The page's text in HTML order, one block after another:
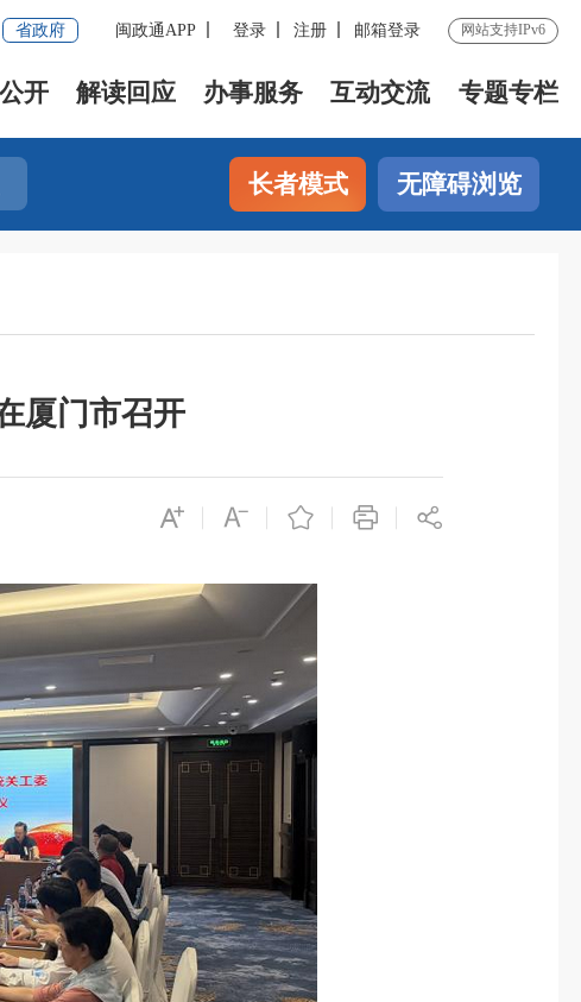
省政府 闽政通APP 登录 注册 邮箱登录 网站支持IPv6
开 解读回应 办事服务 互动交流 专题专栏
长者模式 无障碍浏览
厦门市召开